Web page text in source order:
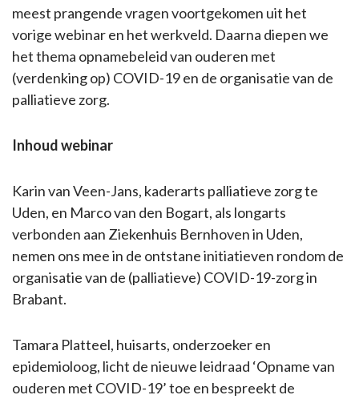
meest prangende vragen voortgekomen uit het
vorige webinar en het werkveld. Daarna diepen we
het thema opnamebeleid van ouderen met
(verdenking op) COVID-19 en de organisatie van de
palliatieve zorg.
Inhoud webinar
Karin van Veen-Jans, kaderarts palliatieve zorg te
Uden, en Marco van den Bogart, als longarts
verbonden aan Ziekenhuis Bernhoven in Uden,
nemen ons mee in de ontstane initiatieven rondom de
organisatie van de (palliatieve) COVID-19-zorg in
Brabant.
Tamara Platteel, huisarts, onderzoeker en
epidemioloog, licht de nieuwe leidraad ‘Opname van
ouderen met COVID-19’ toe en bespreekt de